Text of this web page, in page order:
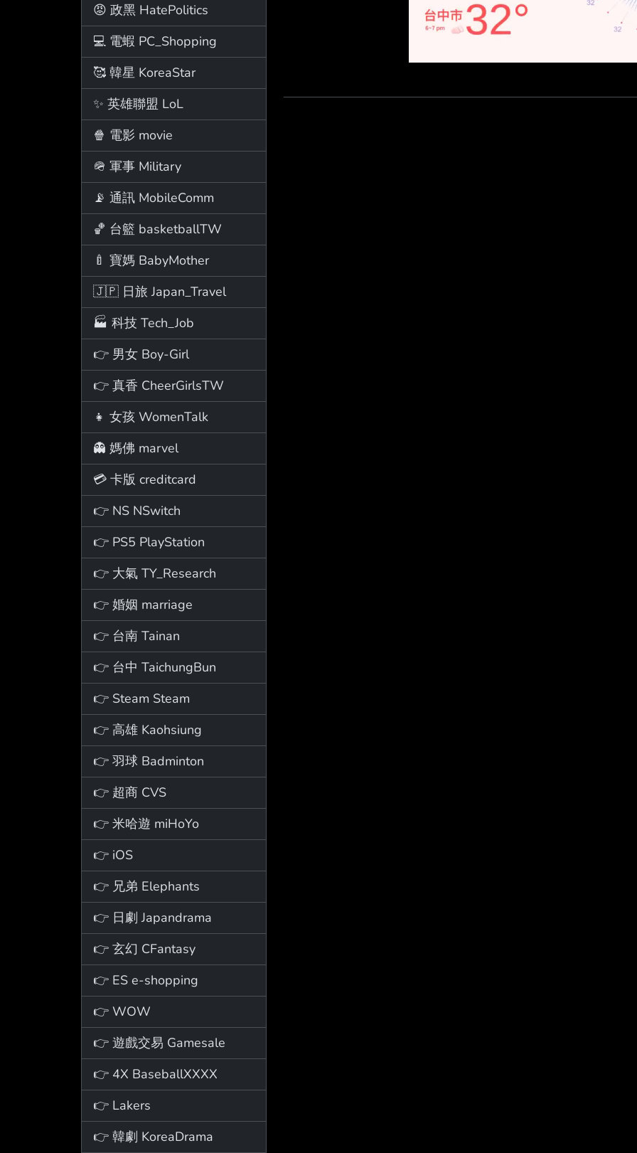
😡 政黑 HatePolitics
💻 電蝦 PC_Shopping
🥰 韓星 KoreaStar
✨ 英雄聯盟 LoL
🍿 電影 movie
🪖 軍事 Military
📡 通訊 MobileComm
🏀 台籃 basketballTW
🍼 寶媽 BabyMother
🇯🇵 日旅 Japan_Travel
🏭 科技 Tech_Job
👉 男女 Boy-Girl
👉 真香 CheerGirlsTW
👧 女孩 WomenTalk
👻 媽佛 marvel
💳 卡版 creditcard
👉 NS NSwitch
👉 PS5 PlayStation
👉 大氣 TY_Research
👉 婚姻 marriage
👉 台南 Tainan
👉 台中 TaichungBun
👉 Steam Steam
👉 高雄 Kaohsiung
👉 羽球 Badminton
👉 超商 CVS
👉 米哈遊 miHoYo
👉 iOS
👉 兄弟 Elephants
👉 日劇 Japandrama
👉 玄幻 CFantasy
👉 ES e-shopping
👉 WOW
👉 遊戲交易 Gamesale
👉 4X BaseballXXXX
👉 Lakers
👉 韓劇 KoreaDrama